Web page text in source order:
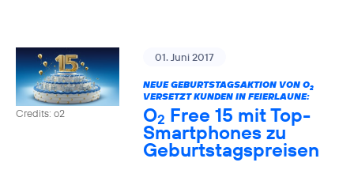
Credits: o2
01. Juni 2017
NEUE GEBURTSTAGSAKTION VON O2
VERSETZT KUNDEN IN FEIERLAUNE:
O2 Free 15 mit Top-
Smartphones zu
Geburtstagspreisen